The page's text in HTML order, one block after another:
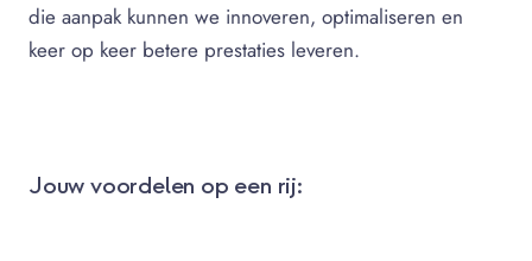
die aanpak kunnen we innoveren, optimaliseren en
keer op keer betere prestaties leveren.
Jouw voordelen op een rij: